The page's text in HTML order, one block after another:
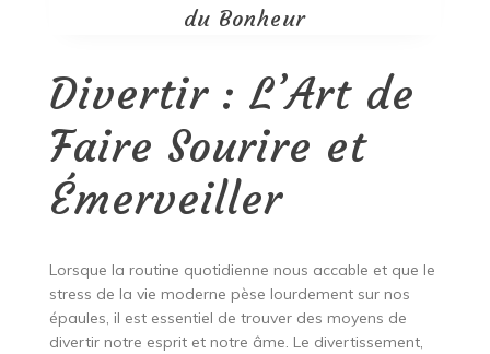
du Bonheur
Divertir : L’Art de
Faire Sourire et
Émerveiller
Lorsque la routine quotidienne nous accable et que le
stress de la vie moderne pèse lourdement sur nos
épaules, il est essentiel de trouver des moyens de
divertir notre esprit et notre âme. Le divertissement,